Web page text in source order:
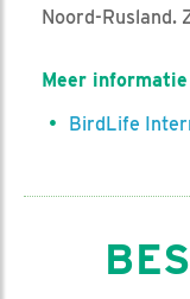
Noord-Rusland.
Meer informatie
BirdLife